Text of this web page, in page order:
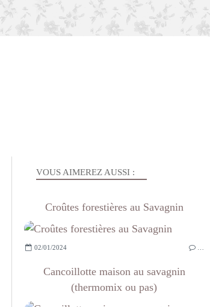
VOUS AIMEREZ AUSSI :
Croûtes forestières au Savagnin
02/01/2024
Cancoillotte maison au savagnin
(thermomix ou pas)